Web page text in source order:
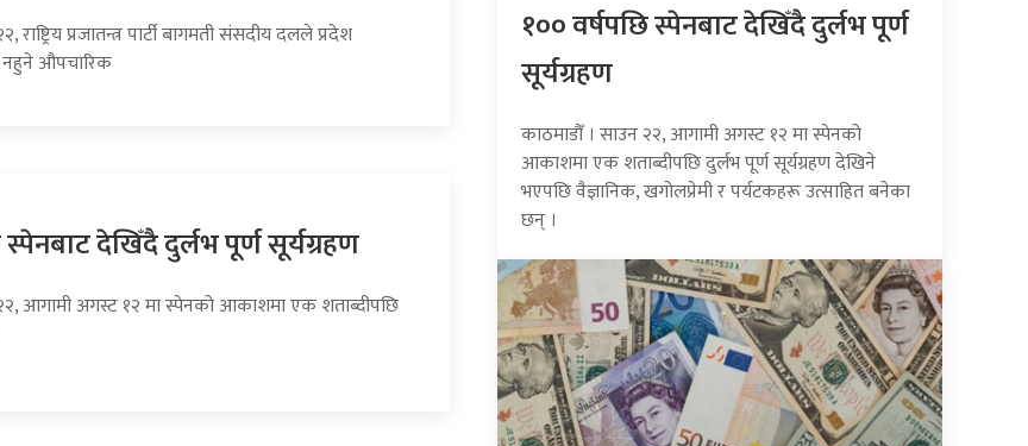
राष्ट्रिय प्रजातन्त्र पार्टी बागमती संसदीय दलले प्रदेश
नहुने औपचारिक
देखिँदै दुर्लभ पूर्ण सूर्यग्रहण
आगामी अगस्ट १२ मा स्पेनको आकाशमा एक शताब्दीपछि
१०० वर्षपछि स्पेनबाट देखिँदै दुर्लभ पूर्ण
सूर्यग्रहण
काठमाडौँ । साउन २२, आगामी अगस्ट १२ मा स्पेनको
आकाशमा एक शताब्दीपछि दुर्लभ पूर्ण सूर्यग्रहण देखिने
भएपछि वैज्ञानिक, खगोलप्रेमी र पर्यटकहरू उत्साहित बनेका
छन् ।